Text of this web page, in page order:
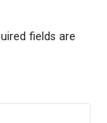
fields are